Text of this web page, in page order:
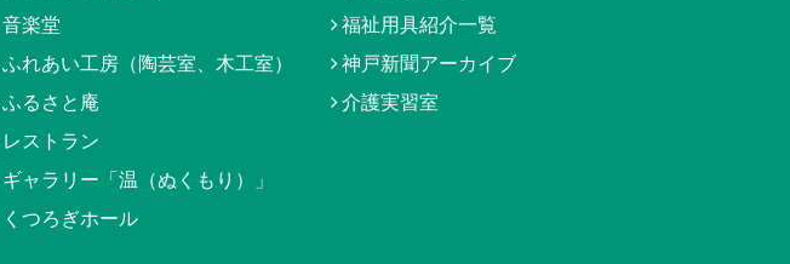
音楽堂
ふれあい工房（陶芸室、木工室）
ふるさと庵
レストラン
ギャラリー「温（ぬくもり）」
くつろぎホール
福祉用具紹介一覧
神戸新聞アーカイブ
介護実習室